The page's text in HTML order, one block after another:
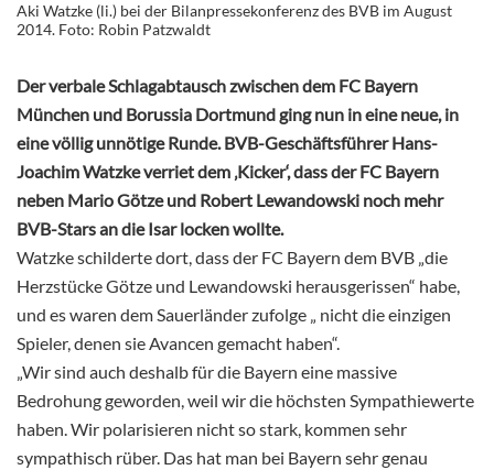
Aki Watzke (li.) bei der Bilanpressekonferenz des BVB im August
2014. Foto: Robin Patzwaldt
Der verbale Schlagabtausch zwischen dem FC Bayern
München und Borussia Dortmund ging nun in eine neue, in
eine völlig unnötige Runde. BVB-Geschäftsführer Hans-
Joachim Watzke verriet dem ‚Kicker‘, dass der FC Bayern
neben Mario Götze und Robert Lewandowski noch mehr
BVB-Stars an die Isar locken wollte.
Watzke schilderte dort, dass der FC Bayern dem BVB „die
Herzstücke Götze und Lewandowski herausgerissen“ habe,
und es waren dem Sauerländer zufolge „ nicht die einzigen
Spieler, denen sie Avancen gemacht haben“.
„Wir sind auch deshalb für die Bayern eine massive
Bedrohung geworden, weil wir die höchsten Sympathiewerte
haben. Wir polarisieren nicht so stark, kommen sehr
sympathisch rüber. Das hat man bei Bayern sehr genau